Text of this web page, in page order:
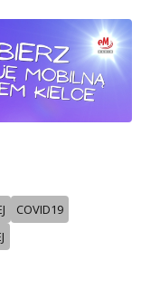
COVID19